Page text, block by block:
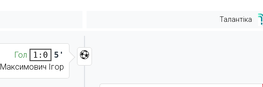
Талантіка
Гол 1:0
5'
Максимович Ігор